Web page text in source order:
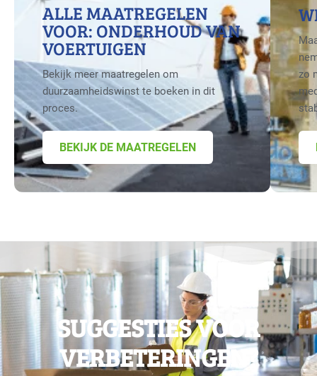
ALLE MAATREGELEN
VOOR: ONDERHOUD VAN
VOERTUIGEN
Bekijk meer maatregelen om
duurzaamheidswinst te boeken in dit
proces.
BEKIJK DE MAATREGELEN
zo
SUGGESTIES VOOR
VERBETERINGEN?